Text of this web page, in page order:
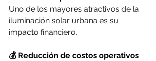
Uno de los mayores atractivos de la
iluminación solar urbana es su
impacto financiero.
💰 Reducción de costos operativos